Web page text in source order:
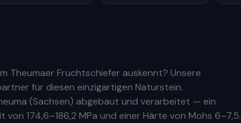
Theumaer Fruchtschiefer auskennt? Unsere
für diesen einzigartigen Naturstein.
(Sachsen) abgebaut und verarbeitet — ein
174,6–186,2 MPa und einer Härte von Mohs 6–7,5.